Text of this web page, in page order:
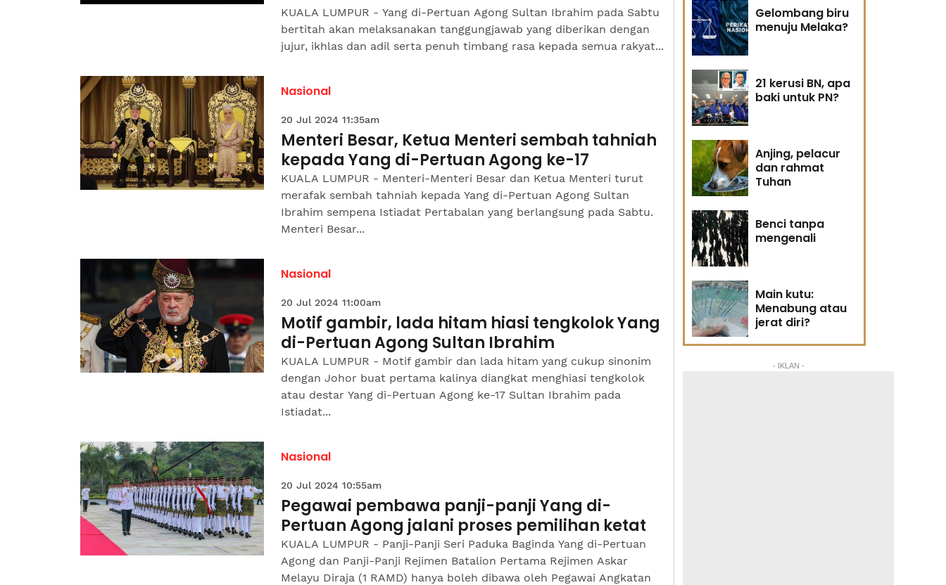
KUALA LUMPUR - Yang di-Pertuan Agong Sultan Ibrahim pada Sabtu
bertitah akan melaksanakan tanggungjawab yang diberikan dengan
jujur, ikhlas dan adil serta penuh timbang rasa kepada semua rakyat...
Nasional
20 Jul 2024 11:35am
Menteri Besar, Ketua Menteri sembah tahniah
kepada Yang di-Pertuan Agong ke-17
KUALA LUMPUR - Menteri-Menteri Besar dan Ketua Menteri turut
merafak sembah tahniah kepada Yang di-Pertuan Agong Sultan
Ibrahim sempena Istiadat Pertabalan yang berlangsung pada Sabtu.
Menteri Besar...
Nasional
20 Jul 2024 11:00am
Motif gambir, lada hitam hiasi tengkolok Yang
di-Pertuan Agong Sultan Ibrahim
KUALA LUMPUR - Motif gambir dan lada hitam yang cukup sinonim
dengan Johor buat pertama kalinya diangkat menghiasi tengkolok
atau destar Yang di-Pertuan Agong ke-17 Sultan Ibrahim pada
Istiadat...
Nasional
20 Jul 2024 10:55am
Pegawai pembawa panji-panji Yang di-
Pertuan Agong jalani proses pemilihan ketat
KUALA LUMPUR - Panji-Panji Seri Paduka Baginda Yang di-Pertuan
Agong dan Panji-Panji Rejimen Batalion Pertama Rejimen Askar
Melayu Diraja (1 RAMD) hanya boleh dibawa oleh Pegawai Angkatan
Gelombang biru
menuju Melaka?
21 kerusi BN, apa
baki untuk PN?
Anjing, pelacur
dan rahmat
Tuhan
Benci tanpa
mengenali
Main kutu:
Menabung atau
jerat diri?
- IKLAN -